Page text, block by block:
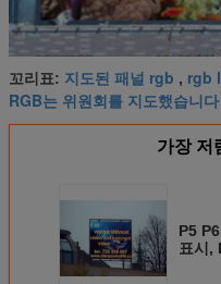
꼬리표: 지도된 패널 rgb , rgb
RGB는 위원회를 지도했습니다
가장 저
P5
표시,